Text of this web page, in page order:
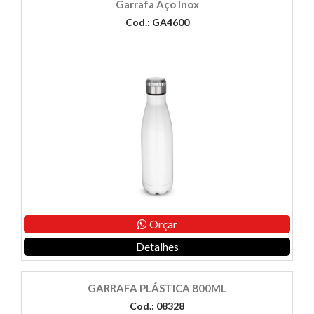
Garrafa Aço Inox
Cod.: GA4600
Orçar
Detalhes
GARRAFA PLÁSTICA 800ML
Cod.: 08328